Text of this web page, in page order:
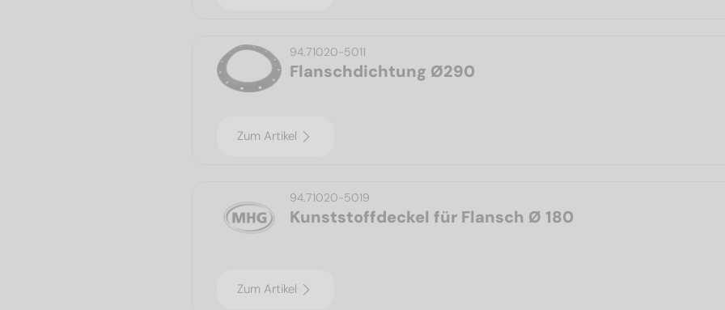
94.71020-5011
Flanschdichtung Ø290
Zum Artikel
94.71020-5019
Kunststoffdeckel für Flansch Ø 180
Zum Artikel